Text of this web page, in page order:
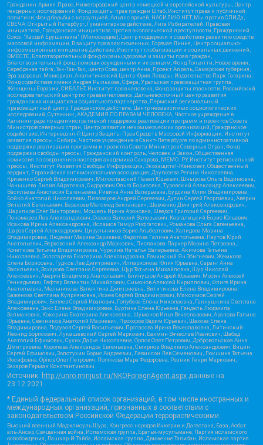
Гражданин.Армия.Право, Нижегородский центр немецкой и европейской культуры, Центр
гендерных исследований, Фонд защиты прав граждан Штаб, Институт права и публичной
политики, Фонд борьбы с коррупцией, Альянс врачей, НАСИЛИЮ.НЕТ, Мы против СПИДа,
СВЕЧА, Открытый Петербург, Гуманитарное действие, Лига Избирателей, Правовая
инициатива, Гражданская инициатива против экологической преступности, Гражданский
Союз, "Хасдей Ерушалаим" (Милосердие), Центр поддержки и содействия развитию средств
массовой информации, В защиту прав заключенных, Горячая Линия, Центр социально-
информационных инициатив Действие, Институт глобализации и социальных движений,
ВМЕСТЕ, Благотворительный фонд охраны здоровья и защиты прав граждан,
Благотворительный фонд помощи осужденным и их семьям, Фонд Тольятти, Новое время,
Серебряная тайга, Так-Так-Так, центр Сова, центр Анна, Проект Апрель, Самарская губерния,
Эра здоровья, Мемориал, Аналитический Центр Юрия Левады, Издательство Парк Гагарина,
Фонд содействия имени Андрея Рылькова, Сфера, Уральская правозащитная группа,
Женщины Евразии, СИБАЛЬТ, Институт прав человека, Фонд защиты гласности, Российский
исследовательский центр по правам человека, Дальневосточный центр развития
гражданских инициатив и социального партнерства, Пермский региональный
правозащитный центр, Гражданское действие, Центр независимых социологических
исследований, Сутяжник, АКАДЕМИЯ ПО ПРАВАМ ЧЕЛОВЕКА, Частное учреждение в
Калининграде по административной поддержке реализации программ и проектов Совета
Министров северных стран, Центр развития некоммерческих организаций, Гражданское
содействие, Интернешнл-Р, Центр Защиты Прав Средств Массовой Информации, Институт
развития прессы - Сибирь, Частное учреждение в Санкт-Петербурге по административной
поддержке реализации программ и проектов Совета Министров Северных Стран, Фонд
поддержки свободы прессы, Гражданский контроль, Человек и Закон, Общественная
комиссия по сохранению наследия академика Сахарова, МЕМО. РУ, Институт региональной
прессы, Институт Развития Свободы Информации, Экозащита!-Женсовет, Общественный
вердикт, Евразийская антимонопольная ассоциация, Дзугкоева Регина Николаевна,
Кривенко Сергей Владимирович, Милославский Павел Юрьевич, Шнырова Ольга Вадимовна,
Чанышева Лилия Айратовна, Сидорович Ольга Борисовна, Туровский Александр Алексеевич,
Васильева Анастасия Евгеньевна, Ривина Анна Валерьевна, Бурдина Юлия Владимировна,
Бойко Анатолий Николаевич, Пивоваров Андрей Сергеевич, Дугин Сергей Георгиевич, Аверин
Виталий Евгеньевич, Барахоев Магомед Бекханович, Шевченко Дмитрий Александрович,
Шарипков Олег Викторович, Мошель Ирина Ароновна, Шведов Григорий Сергеевич,
Пономарев Лев Александрович, Созаев Валерий Валерьевич, Каргалицкий Борис Юльевич,
Исакова Ирина Александровна, Исламов Тимур Рифгатович, Романова Ольга Евгеньевна,
Щаров Сергей Алексадрович, Цирульников Борис Альбертович, Халидова Марина
Владимировна, Людевиг Марина Зариевна, Федотова Галина Анатольевна, Паутов Юрий
Анатольевич, Верховский Александр Маркович, Пислакова-Паркер Марина Петровна,
Кочеткова Татьяна Владимировна, Чуркина Наталья Валерьевна, Акимова Татьяна
Николаевна, Золотарева Екатерина Александровна, Рачинский Ян Збигневич, Жемкова
Елена Борисовна, Гудков Лев Дмитриевич, Илларионова Юлия Юрьевна, Саранг Анна
Васильевна, Захарова Светлана Сергеевна, Щур Татьяна Михайловна, Щур Николай
Алексеевич, Аверин Владимир Анатольевич, Блинушов Андрей Юрьевич, Мосин Алексей
Геннадьевич, Гефтер Валентин Михайлович, Симонов Алексей Кириллович, Флиге Ирина
Анатольевна, Мельникова Валентина Дмитриевна, Вититинова Елена Владимировна,
Баженова Светлана Куприяновна, Исаев Сергей Владимирович, Максимов Сергей
Владимирович, Беляев Сергей Иванович, Голубева Елена Николаевна, Ганнушкина Светлана
Алексеевна, Закс Елена Владимировна, Буртина Елена Юрьевна, Гендель Людмила
Залмановна, Кокорина Екатерина Алексеевна, Шуманов Илья Вячеславович, Арапова Галина
Юрьевна, Свечников Анатолий Мариевич, Прохоров Вадим Юрьевич, Шахова Елена
Владимировна, Подузов Сергей Васильевич, Протасова Ирина Вячеславовна, Литинский
Леонид Борисович, Лукашевский Сергей Маркович, Бахмин Вячеслав Иванович, Шабад
Анатолий Ефимович, Сухих Дарья Николаевна, Орлов Олег Петрович, Добровольская Анна
Дмитриевна, Королева Александра Евгеньевна, Смирнов Владимир Александрович, Вицин
Сергей Ефимович, Золотухин Борис Андреевич, Левинсон Лев Семенович, Локшина Татьяна
Иосифовна, Орлов Олег Петрович, Полякова Мара Федоровна, Резник Генри Маркович,
Захаров Герман Константинович
Источник: http://unro.minjust.ru/NKOForeignAgent.aspx данные на
23.12.2021
* Единый федеральный список организаций, в том числе иностранных и
международных организаций, признанных в соответствии с
законодательством Российской Федерации террористическими:
Высший военный Маджлисуль Шура, Конгресс народов Ичкерии и Дагестана, База, Асбат
аль-Ансар, Священная война, Исламская группа, Братья-мусульмане, Партия исламского
освобождения, Лашкар-И-Тайба, Исламская группа, Движение Талибан, Исламская партия